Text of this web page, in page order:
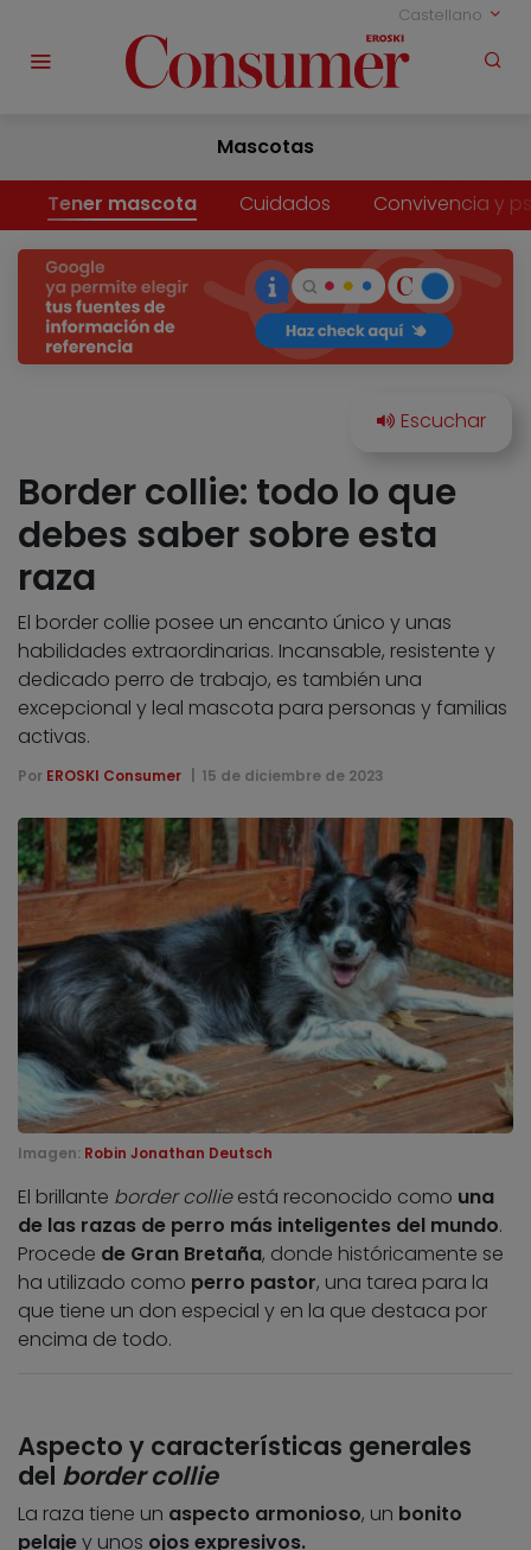
Castellano
Mascotas
Tener mascota Cuidados Convivencia y
Border collie: todo lo que
debes saber sobre esta
raza
El border collie posee un encanto único y unas
habilidades extraordinarias. Incansable, resistente y
dedicado perro de trabajo, es también una
excepcional y leal mascota para personas y familias
activas.
Por EROSKI Consumer 15 de diciembre de 2023
Imagen: Robin Jonathan Deutsch
El brillante border collieestá reconocido como una
de las razas de perro más inteligentes del mundo.
Procede de Gran Bretaña, donde históricamente se
ha utilizado como perro pastor, una tarea para la
que tiene un don especial y en la que destaca por
encima de todo.
Aspecto y características generales
del border collie
La raza tiene un aspecto armonioso, un bonito
pelajey unos ojos expresivos.